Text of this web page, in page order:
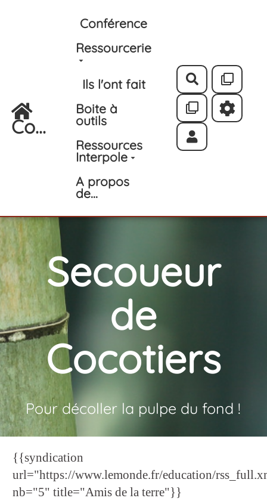
Aller au contenu principal
Co...
Conférence
Ressourcerie
Ils l'ont fait
Boite à
outils
Ressources
Interpole
A propos
de...
Rechercher
Secoueur
de
Cocotiers
Pour décoller la pulpe du fond !
{{syndication
url="https://www.lemonde.fr/education/
nb="5" title="Amis de la terre"}}